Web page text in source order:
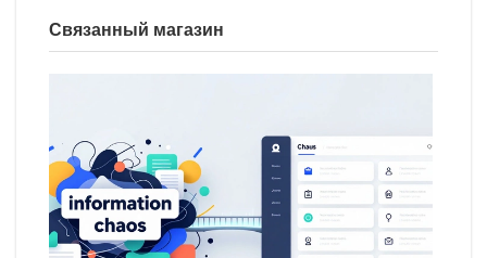
Связанный магазин